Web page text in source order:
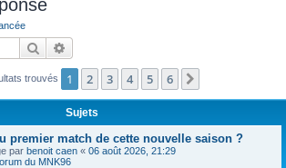
c
Rechercher
trouvés 1 2 3 4 5 6
Sujets
premier match de cette nouvelle saison ?
par benoit caen « 06 août 2026, 21:29
du MNK96